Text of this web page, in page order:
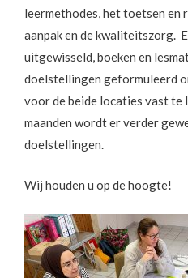
leermethodes, het toetsen en
aanpak en de kwaliteitszorg.
uitgewisseld, boeken en
doelstellingen geformuleerd
voor de beide locaties vast te
maanden wordt er verder
doelstellingen.
Wij houden u op de hoogte!